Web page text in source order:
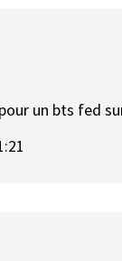
un bts fed